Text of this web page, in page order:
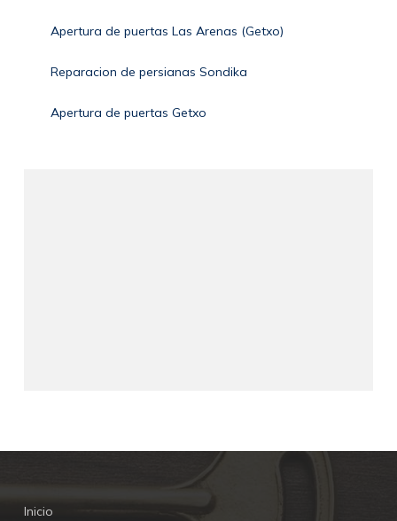
Apertura de puertas Las Arenas (Getxo)
Reparacion de persianas Sondika
Apertura de puertas Getxo
Inicio